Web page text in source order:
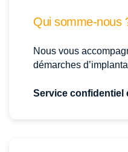
Qui somme-nous
Nous vous
démarches
Service confidentiel